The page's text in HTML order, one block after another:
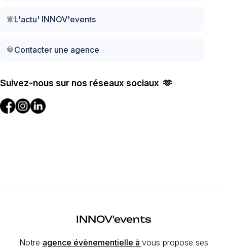
notifications_activeL'actu' INNOV'events
contact_supportContacter une agence
Suivez-nous sur nos réseaux sociaux 🫶
INNOV'events
Notre agence évènementielle à vous propose ses